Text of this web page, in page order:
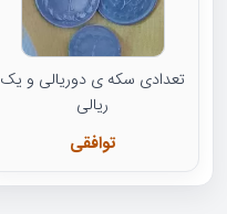
تعدادی سکه ی دوریالی و یک
ریالی
توافقی